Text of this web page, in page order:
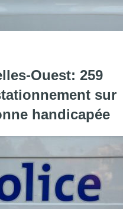
"La police de Bruxelles-
Ouest: 259
sur
handicapée